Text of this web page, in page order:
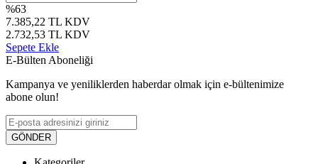
%63
7.385,22 TL KDV
2.732,53 TL KDV
Sepete Ekle
E-Bülten Aboneliği
Kampanya ve yeniliklerden haberdar olmak için e-bültenimize
abone olun!
GÖNDER